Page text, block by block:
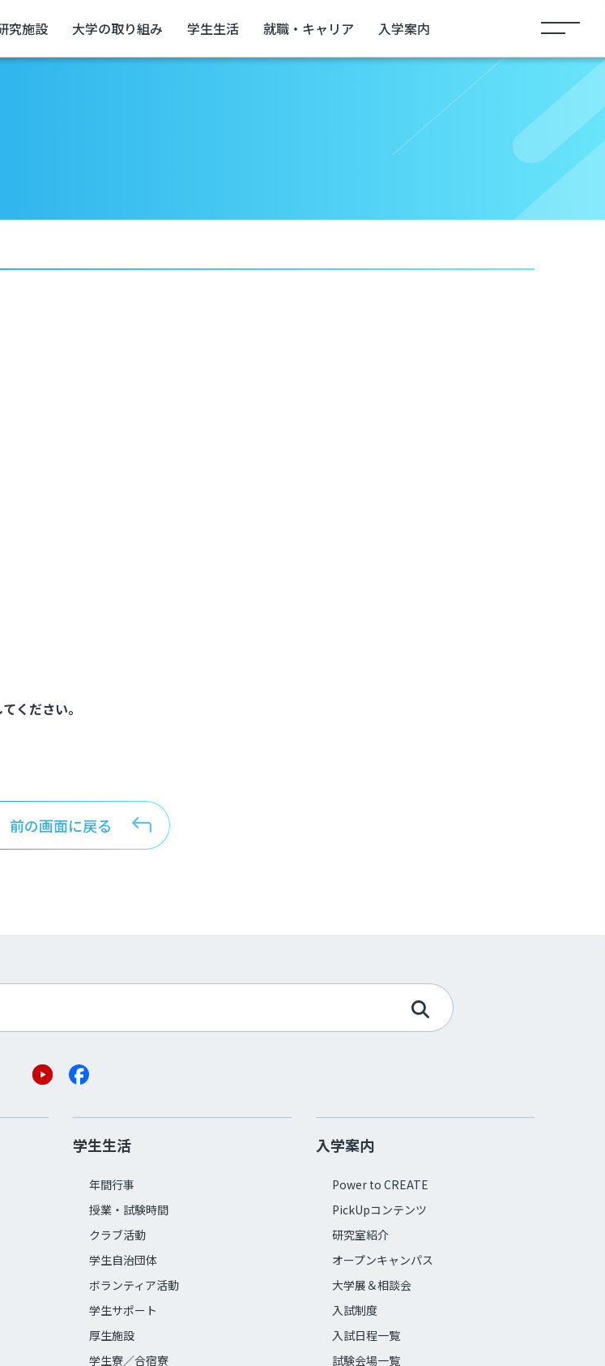
究施設 大学の取り組み 学生生活 就職・キャリア 入学案内
ください。
前の画面に戻る
学生生活
年間行事
授業・試験時間
クラブ活動
学生自治団体
ボランティア活動
学生サポート
厚生施設
学生寮／合宿寮
入学案内
Power to CREATE
PickUpコンテンツ
研究室紹介
オープンキャンパス
大学展＆相談会
入試制度
入試日程一覧
試験会場一覧